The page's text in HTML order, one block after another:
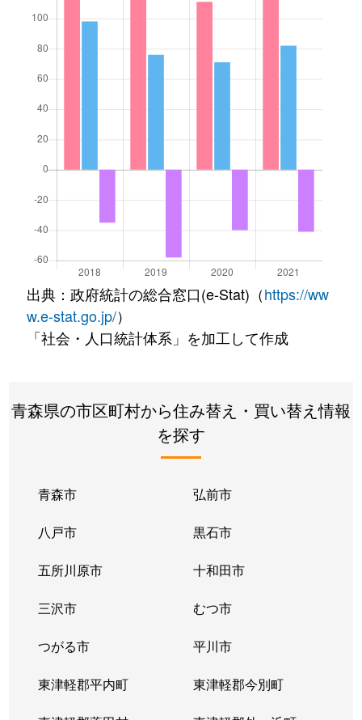
出典：政府統計の総合窓口(e-Stat)（https://ww
w.e-stat.go.jp/）
「社会・人口統計体系」を加工して作成
青森県の市区町村から住み替え・買い替え情報
を探す
青森市 弘前市
八戸市 黒石市
五所川原市 十和田市
三沢市 むつ市
つがる市 平川市
東津軽郡平内町 東津軽郡今別町